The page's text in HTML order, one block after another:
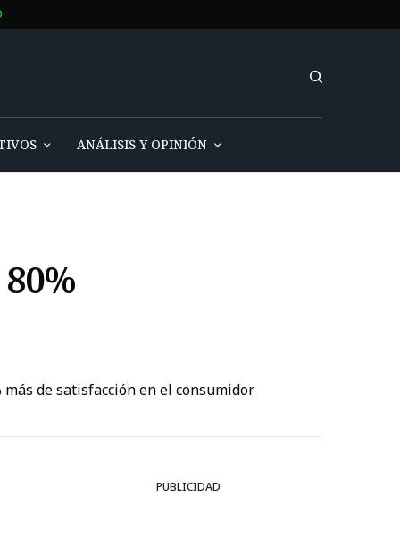
ANÁLISIS Y OPINIÓN
de satisfacción en el consumidor
PUBLICIDAD